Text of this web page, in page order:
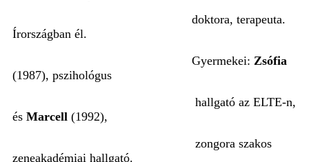
doktora, terapeuta.
Írországban él.
Gyermekei: Zsófia
(1987), pszihológus
hallgató az ELTE-n,
és Marcell (1992),
zongora szakos
zeneakadémiai hallgató.